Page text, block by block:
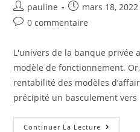
pauline mars 18, 2022
0 commentaire
L'univers de la banque privée
modèle de fonctionnement.
rentabilité des modèles
précipité un basculement vers
Continuer La Lecture